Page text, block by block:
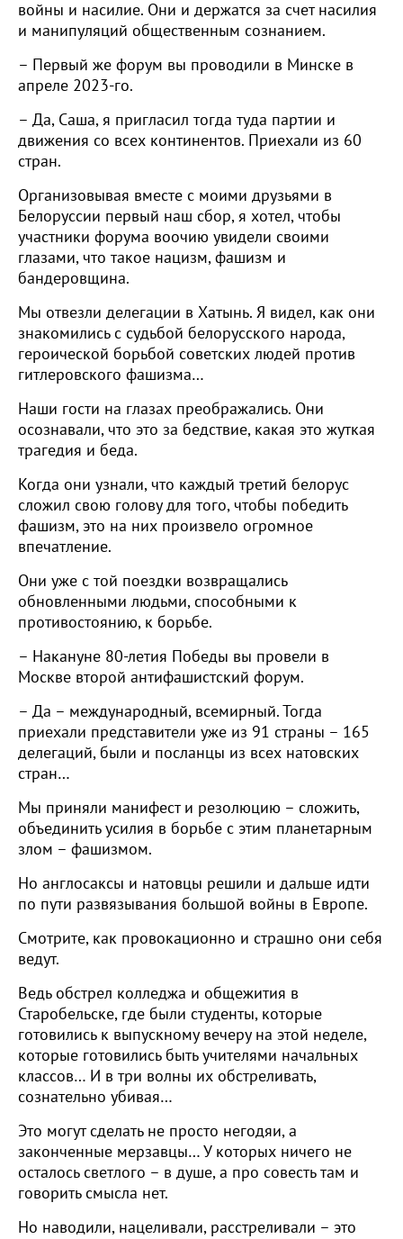
войны и насилие. Они и держатся за счет насилия
и манипуляций общественным сознанием.
– Первый же форум вы проводили в Минске в
апреле 2023-го.
– Да, Саша, я пригласил тогда туда партии и
движения со всех континентов. Приехали из 60
стран.
Организовывая вместе с моими друзьями в
Белоруссии первый наш сбор, я хотел, чтобы
участники форума воочию увидели своими
глазами, что такое нацизм, фашизм и
бандеровщина.
Мы отвезли делегации в Хатынь. Я видел, как они
знакомились с судьбой белорусского народа,
героической борьбой советских людей против
гитлеровского фашизма…
Наши гости на глазах преображались. Они
осознавали, что это за бедствие, какая это жуткая
трагедия и беда.
Когда они узнали, что каждый третий белорус
сложил свою голову для того, чтобы победить
фашизм, это на них произвело огромное
впечатление.
Они уже с той поездки возвращались
обновленными людьми, способными к
противостоянию, к борьбе.
– Накануне 80-летия Победы вы провели в
Москве второй антифашистский форум.
– Да – международный, всемирный. Тогда
приехали представители уже из 91 страны – 165
делегаций, были и посланцы из всех натовских
стран…
Мы приняли манифест и резолюцию – сложить,
объединить усилия в борьбе с этим планетарным
злом – фашизмом.
Но англосаксы и натовцы решили и дальше идти
по пути развязывания большой войны в Европе.
Смотрите, как провокационно и страшно они себя
ведут.
Ведь обстрел колледжа и общежития в
Старобельске, где были студенты, которые
готовились к выпускному вечеру на этой неделе,
которые готовились быть учителями начальных
классов… И в три волны их обстреливать,
сознательно убивая…
Это могут сделать не просто негодяи, а
законченные мерзавцы… У которых ничего не
осталось светлого – в душе, а про совесть там и
говорить смысла нет.
Но наводили, нацеливали, расстреливали – это